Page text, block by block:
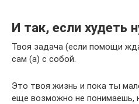
И так, если худеть
Твоя задача (если помощи
сам (а) с собой.
Это твоя жизнь и пока ты
еще возможно не понимаешь,